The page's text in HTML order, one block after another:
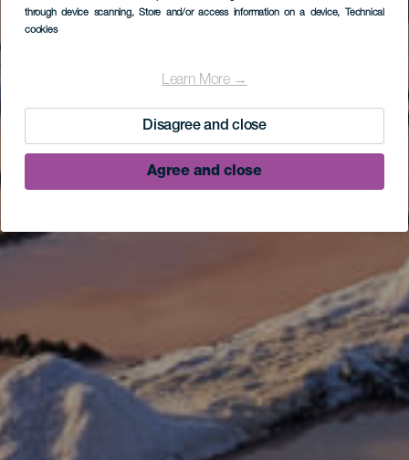
through device scanning, Store and/or access information on a device, Technical
cookies
Learn More →
Disagree and close
Agree and close